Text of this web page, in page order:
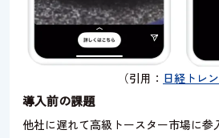
（引用： 日経トレ
導入前の課題
他社に遅れて高級トースター市場に参